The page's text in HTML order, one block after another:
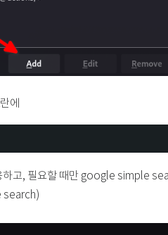
에
하고, 필요할 때만 google simple
search)